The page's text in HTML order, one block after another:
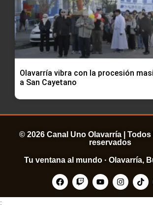
Olavarría vibra con la procesión
a San Cayetano
© 2026 Canal Uno Olavarría |
reservados
Tu ventana al mundo · Olavarría,
;